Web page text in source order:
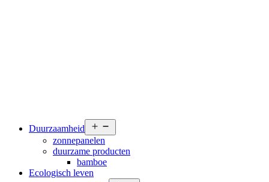
Duurzaamheid
menu
zonnepanelen
duurzame producten
bamboe
Ecologisch leven